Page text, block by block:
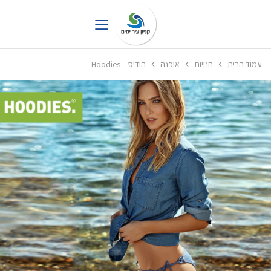
עמוד הבית חנויות אופנה הודיס – Hoodies